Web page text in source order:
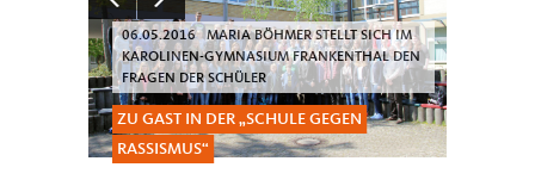
06.05.2016 MARIA BÖHMER STELLT SICH IM
KAROLINEN-GYMNASIUM FRANKENTHAL DEN
FRAGEN DER SCHÜLER
ZU GAST IN DER „SCHULE GEGEN
RASSISMUS“